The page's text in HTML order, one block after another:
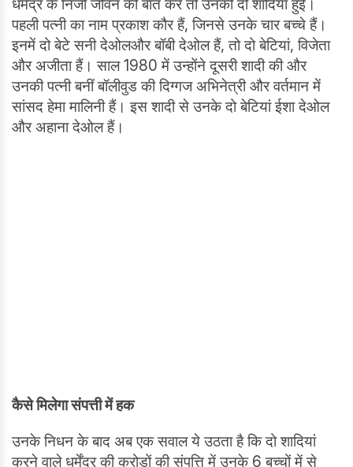
धर्मेंद्र के निजी जीवन की बात करें तो उनकी दो शादियां हुईं।
पहली पत्नी का नाम प्रकाश कौर हैं, जिनसे उनके चार बच्चे हैं।
इनमें दो बेटे सनी देओलऔर बॉबी देओल हैं, तो दो बेटियां, विजेता
और अजीता हैं। साल 1980 में उन्होंने दूसरी शादी की और
उनकी पत्नी बनीं बॉलीवुड की दिग्गज अभिनेत्री और वर्तमान में
सांसद हेमा मालिनी हैं। इस शादी से उनके दो बेटियां ईशा देओल
और अहाना देओल हैं।
कैसे मिलेगा संपत्ती में हक
उनके निधन के बाद अब एक सवाल ये उठता है कि दो शादियां
करने वाले धर्मेंद्र की करोड़ों की संपत्ति में उनके 6 बच्चों में से